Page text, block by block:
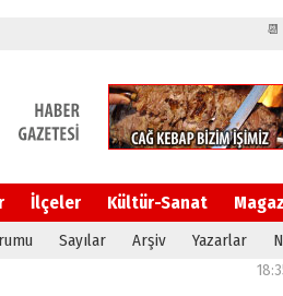
İlçeler Kültür-Sanat
Sayılar Arşiv Yazarlar